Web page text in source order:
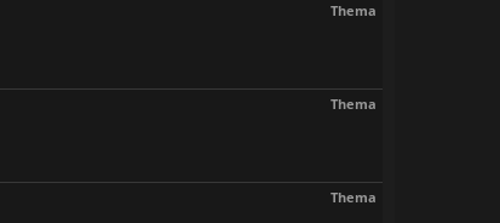
Thema
Thema
Thema